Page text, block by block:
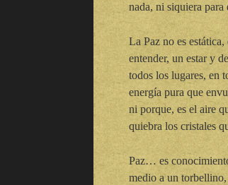
nada, ni siquiera para
La Paz no es
entender, un estar y
todos los lugares, en
energía pura que
ni porque, es el aire
quiebra los cristales
Paz… es
medio a un torbellino,